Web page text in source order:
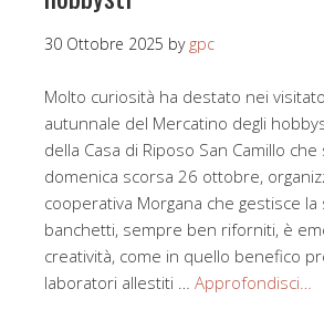
30 Ottobre 2025 by gpc
Molto curiosità ha destato nei
autunnale del Mercatino degli
della Casa di Riposo San Camillo
domenica scorsa 26 ottobre,
cooperativa Morgana che gestisce
banchetti, sempre ben riforniti, è
creatività, come in quello benefico
laboratori allestiti … Approfondisci…